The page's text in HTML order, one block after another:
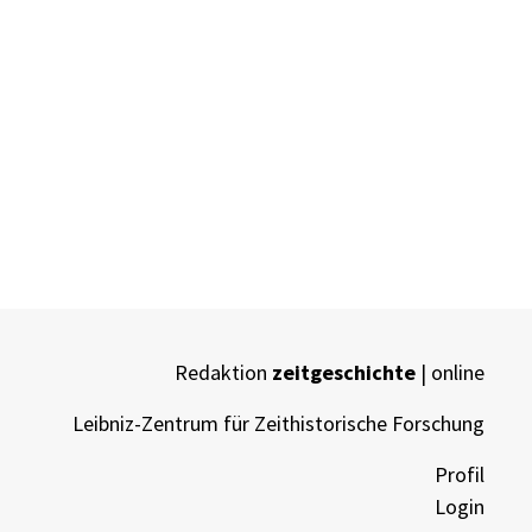
Redaktion zeitgeschichte | online
Leibniz-Zentrum für Zeithistorische Forschung
Profil
Login